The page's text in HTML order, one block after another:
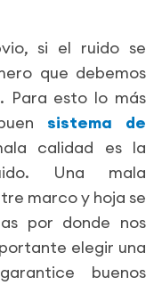
si el ruido se
que debemos
Para esto lo más
sistema de
calidad es la
Una mala
marco y hoja se
por donde nos
elegir una
buenos